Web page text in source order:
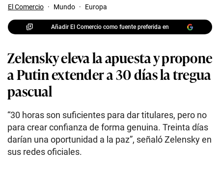
El Comercio · Mundo · Europa
Añadir El Comercio como fuente preferida en
Zelensky eleva la apuesta y propone
a Putin extender a 30 días la tregua
pascual
“30 horas son suficientes para dar titulares, pero no
para crear confianza de forma genuina. Treinta días
darían una oportunidad a la paz”, señaló Zelensky en
sus redes oficiales.